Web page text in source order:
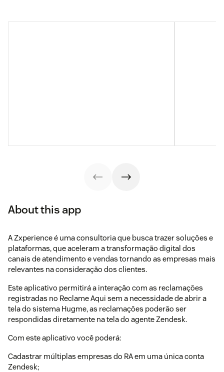
About this app
A Zxperience é uma consultoria que busca trazer soluções e
plataformas, que aceleram a transformação digital dos
canais de atendimento e vendas tornando as empresas mais
relevantes na consideração dos clientes.
Este aplicativo permitirá a interação com as reclamações
registradas no Reclame Aqui sem a necessidade de abrir a
tela do sistema Hugme, as reclamações poderão ser
respondidas diretamente na tela do agente Zendesk.
Com este aplicativo você poderá:
Cadastrar múltiplas empresas do RA em uma única conta
Zendesk;